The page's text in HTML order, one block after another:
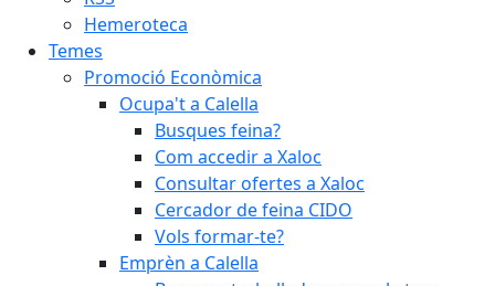
Hemeroteca
Temes
Promoció Econòmica
Ocupa't a Calella
Busques feina?
Com accedir a Xaloc
Consultar ofertes a Xaloc
Cercador de feina CIDO
Vols formar-te?
Emprèn a Calella